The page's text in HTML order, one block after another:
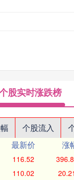
股实时涨跌榜
个股流入
最新价 涨
116.52
110.02